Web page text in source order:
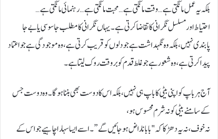
بلکہ یہ عمل مانگتی ہے… وقت مانگتی ہے… محبت مانگتی ہے… رہنمائی مانگتی ہے…
احتیاط اور مسلسل نگرانی کا تقاضا کرتی ہے۔ یہاں نگرانی کا مطلب جاسوسی یا بے جا
پابندی نہیں، بلکہ وہ نگہداشت ہے جو دلوں کو قریب کرتی ہے، وہ موجودگی ہے جو اعتماد
پیدا کرتی ہے، وہ شعور ہے جو غلط قدم کو بروقت روک لیتا ہے۔
آج ہر باپ کو اپنی بیٹی کا باپ ہی نہیں، بلکہ اس کا دوست بھی بننا ہوگا۔ وہ دوست جس
کے سامنے بیٹی کو نہ شرم محسوس ہو،
نہ خوف، نہ یہ دھڑکا کہ "بابا ناراض ہوجائیں گے”۔ اسے ایسا سہارا چاہیے جو اس کے